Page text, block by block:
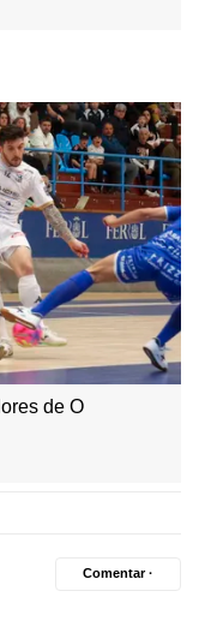
de O
Comentar ·